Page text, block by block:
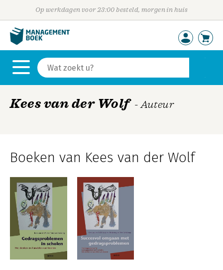
Op werkdagen voor 23:00 besteld, morgen in huis
Kees van der Wolf - Auteur
Boeken van Kees van der Wolf